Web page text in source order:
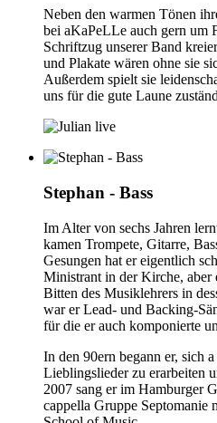
Neben den warmen Tönen
bei aKaPeLLe auch gern um
Schriftzug unserer Band
und Plakate wären ohne sie
Außerdem spielt sie
uns für die gute Laune
Stephan - Bass
Im Alter von sechs Jahren
kamen Trompete, Gitarre,
Gesungen hat er eigentlich
Ministrant in der Kirche, aber
Bitten des Musiklehrers in
war er Lead- und Backing-
für die er auch komponierte
In den 90ern begann er, sich
Lieblingslieder zu erarbeiten
2007 sang er im Hamburger
cappella Gruppe Septomanie